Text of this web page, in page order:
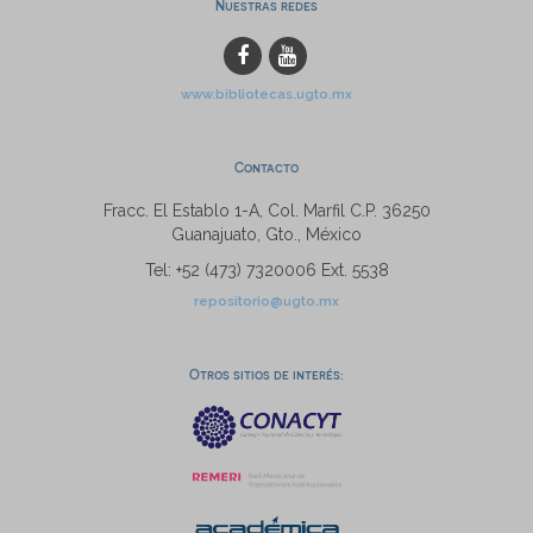
Nuestras redes
www.bibliotecas.ugto.mx
Contacto
Fracc. El Establo 1-A, Col. Marfil C.P. 36250
Guanajuato, Gto., México
Tel: +52 (473) 7320006 Ext. 5538
repositorio@ugto.mx
Otros sitios de interés: